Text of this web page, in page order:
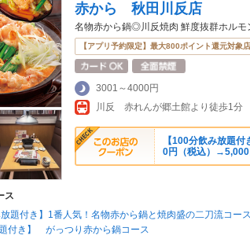
赤から 秋田川反店
名物赤から鍋◎川反焼肉 鮮度抜群ホルモ
【アプリ予約限定】最大800ポイント還元対象店
3001～4000円
川反 赤れんが郷土館より徒歩1分
【100分飲み放題
0円（税込）→5,000
ス
放題付き】1番人気！名物赤から鍋と焼肉盛の二刀流コース
題付き】 がっつり赤から鍋コース